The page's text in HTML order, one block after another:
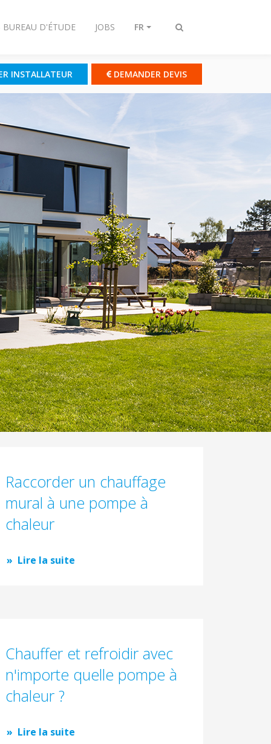
Afficher/masquer
BUREAU D'ÉTUDE JOBS FR
INSTALLATEUR DEMANDER DEVIS
Raccorder un chauffage
mural à une pompe à
chaleur
Lire la suite
Chauffer et refroidir avec
n'importe quelle pompe à
chaleur ?
Lire la suite